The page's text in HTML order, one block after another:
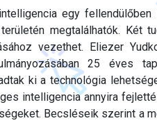
egy fellendülőben
megtalálhatók. Két
vezethet. Eliezer
25 éves
ki a technológia
intelligencia annyira
Becsléseik szerint a